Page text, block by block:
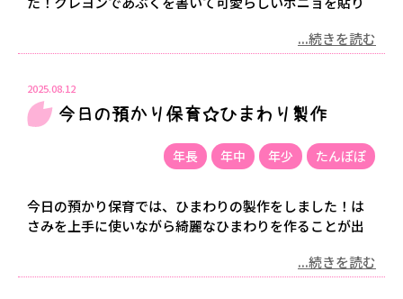
...続きを読む
2025.08.12
今日の預かり保育☆ひまわり製作
年長 年中 年少 たんぽぽ
今日の預かり保育では、ひまわりの製作をしました！は
さみを上手に使いながら綺麗なひまわりを作ることが出
...続きを読む